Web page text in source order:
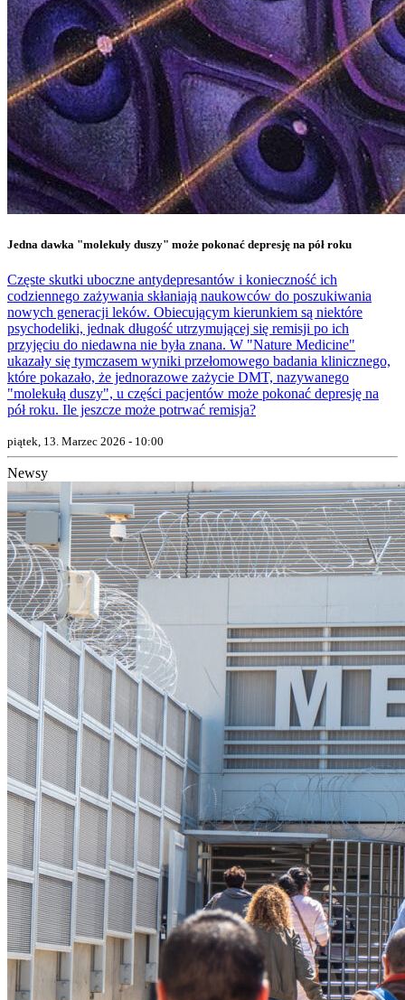
Jedna dawka "molekuły duszy" może pokonać depresję na pół roku
Częste skutki uboczne antydepresantów i konieczność ich
codziennego zażywania skłaniają naukowców do poszukiwania
nowych generacji leków. Obiecującym kierunkiem są niektóre
psychodeliki, jednak długość utrzymującej się remisji po ich
przyjęciu do niedawna nie była znana. W "Nature Medicine"
ukazały się tymczasem wyniki przełomowego badania klinicznego,
które pokazało, że jednorazowe zażycie DMT, nazywanego
"molekułą duszy", u części pacjentów może pokonać depresję na
pół roku. Ile jeszcze może potrwać remisja?
piątek, 13. Marzec 2026 - 10:00
Newsy